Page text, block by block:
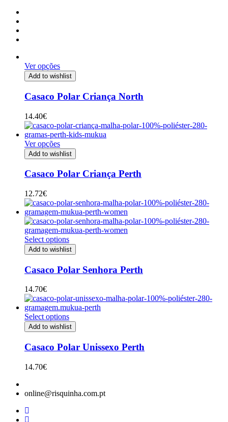
Ver opções
Add to wishlist
Casaco Polar Criança North
14.40€
Ver opções
Add to wishlist
Casaco Polar Criança Perth
12.72€
Select options
Add to wishlist
Casaco Polar Senhora Perth
14.70€
Select options
Add to wishlist
Casaco Polar Unissexo Perth
14.70€
online@risquinha.com.pt